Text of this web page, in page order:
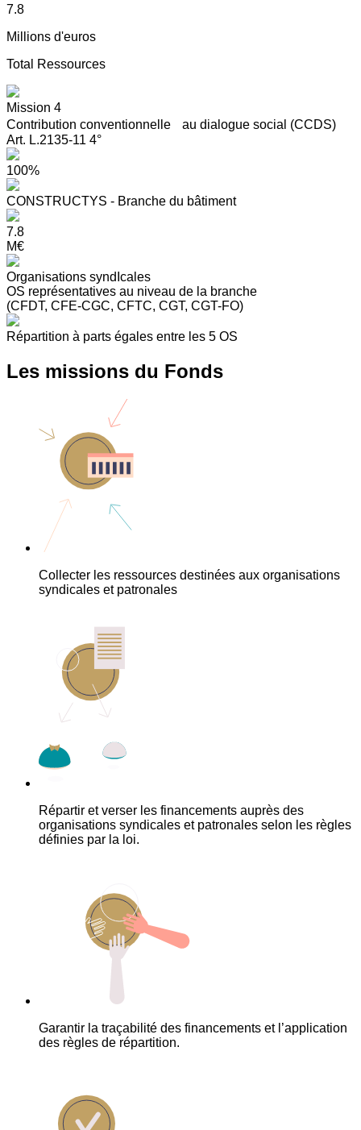
7.8
Millions d'euros
Total Ressources
Mission 4
Contribution conventionnelle au dialogue social (CCDS)
Art. L.2135-11 4°
100%
CONSTRUCTYS - Branche du bâtiment
7.8
M€
Organisations syndIcales
OS représentatives au niveau de la branche
(CFDT, CFE-CGC, CFTC, CGT, CGT-FO)
Répartition à parts égales entre les 5 OS
Les missions du Fonds
Collecter les ressources destinées aux organisations
syndicales et patronales
Répartir et verser les financements auprès des
organisations syndicales et patronales selon les règles
définies par la loi.
Garantir la traçabilité des financements et l’application
des règles de répartition.